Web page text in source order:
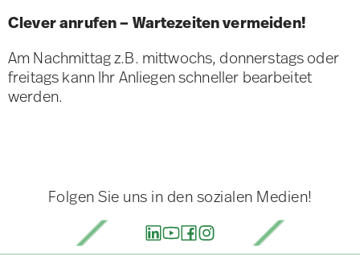
Clever anrufen – Wartezeiten vermeiden!
Am Nachmittag z.B. mittwochs, donnerstags oder
freitags kann Ihr Anliegen schneller bearbeitet
werden.
Folgen Sie uns in den sozialen Medien!